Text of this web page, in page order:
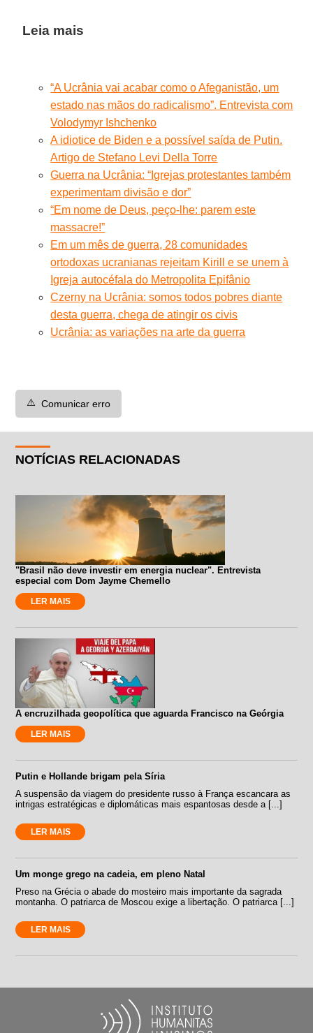
Leia mais
“A Ucrânia vai acabar como o Afeganistão, um
estado nas mãos do radicalismo”. Entrevista com
Volodymyr Ishchenko
A idiotice de Biden e a possível saída de Putin.
Artigo de Stefano Levi Della Torre
Guerra na Ucrânia: “Igrejas protestantes também
experimentam divisão e dor”
“Em nome de Deus, peço-lhe: parem este
massacre!”
Em um mês de guerra, 28 comunidades
ortodoxas ucranianas rejeitam Kirill e se unem à
Igreja autocéfala do Metropolita Epifânio
Czerny na Ucrânia: somos todos pobres diante
desta guerra, chega de atingir os civis
Ucrânia: as variações na arte da guerra
⚠️ Comunicar erro
NOTÍCIAS RELACIONADAS
"Brasil não deve investir em energia nuclear". Entrevista
especial com Dom Jayme Chemello
LER MAIS
A encruzilhada geopolítica que aguarda Francisco na Geórgia
LER MAIS
Putin e Hollande brigam pela Síria
A suspensão da viagem do presidente russo à França escancara as
intrigas estratégicas e diplomáticas mais espantosas desde a [...]
LER MAIS
Um monge grego na cadeia, em pleno Natal
Preso na Grécia o abade do mosteiro mais importante da sagrada
montanha. O patriarca de Moscou exige a libertação. O patriarca [...]
LER MAIS